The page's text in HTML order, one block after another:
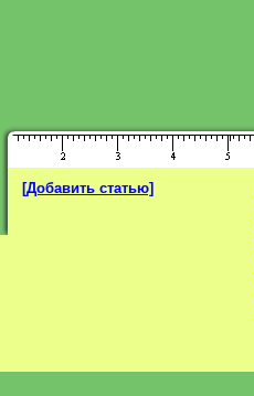
[Добавить статью]